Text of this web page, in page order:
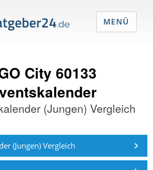
City 60133
(Jungen) Vergleich
(Jungen) Vergleich
MENÜ